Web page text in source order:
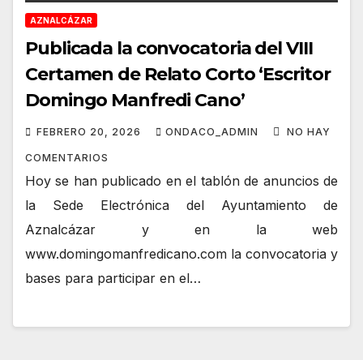
AZNALCÁZAR
Publicada la convocatoria del VIII
Certamen de Relato Corto ‘Escritor
Domingo Manfredi Cano’
FEBRERO 20, 2026 ONDACO_ADMIN NO HAY
COMENTARIOS
Hoy se han publicado en el tablón de anuncios de
la Sede Electrónica del Ayuntamiento de
Aznalcázar y en la web
www.domingomanfredicano.com la convocatoria y
bases para participar en el…